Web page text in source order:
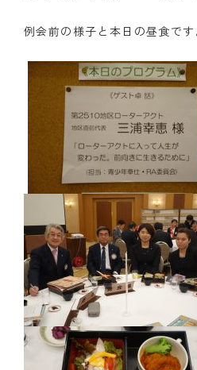
クラブの歴史
歴代会長・幹事
例会場・事務局の案内
リンク集
情報公開
入会のご案内
例会前の様子と本日の昼食です